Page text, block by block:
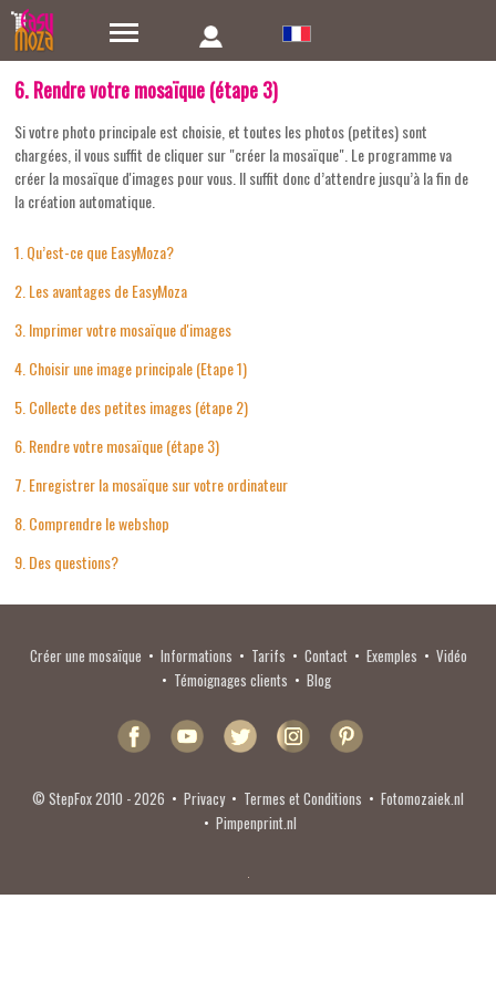
6. Rendre votre mosaïque (étape 3)
Si votre photo principale est choisie, et toutes les photos (petites) sont
chargées, il vous suffit de cliquer sur "créer la mosaïque". Le programme va
créer la mosaïque d'images pour vous. Il suffit donc d’attendre jusqu’à la fin de
la création automatique.
1. Qu’est-ce que EasyMoza?
2. Les avantages de EasyMoza
3. Imprimer votre mosaïque d'images
4. Choisir une image principale (Etape 1)
5. Collecte des petites images (étape 2)
6. Rendre votre mosaïque (étape 3)
7. Enregistrer la mosaïque sur votre ordinateur
8. Comprendre le webshop
9. Des questions?
Créer une mosaïque • Informations • Tarifs • Contact • Exemples • Vidéo
• Témoignages clients • Blog
© StepFox 2010 - 2026 • Privacy • Termes et Conditions • Fotomozaiek.nl
• Pimpenprint.nl